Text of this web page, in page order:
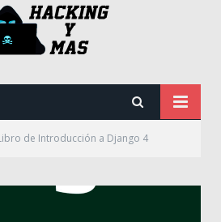
de Introducción a Django 4